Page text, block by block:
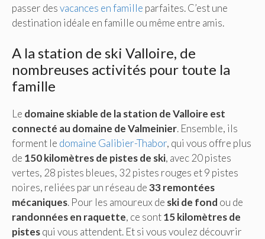
passer desvacances en famille parfaites. C’est une
destination idéale en famille ou même entre amis.
A la station de ski Valloire, de
nombreuses activités pour toute la
famille
Le domaine skiable de la station de Valloire est
connecté au domaine de Valmeinier. Ensemble, ils
forment le domaine Galibier-Thabor, qui vous offre plus
de 150 kilomètres de pistes de ski, avec 20 pistes
vertes, 28 pistes bleues, 32 pistes rouges et 9 pistes
noires, reliées par un réseau de33 remontées
mécaniques. Pour les amoureux de ski de fond ou de
randonnées en raquette, ce sont15 kilomètres de
pistesqui vous attendent. Et si vous voulez découvrir